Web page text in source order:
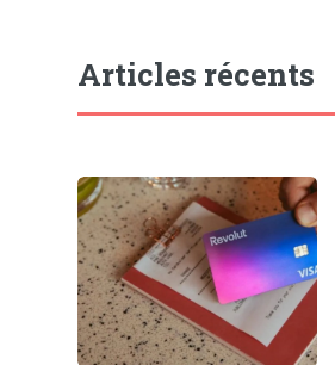
Articles récents